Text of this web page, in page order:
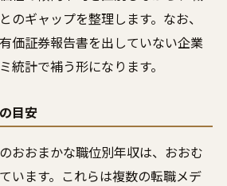
のギャップを整理します。なお、
価証券報告書を出していない企業
統計で補う形になります。
目安
おおまかな職位別年収は、おおむ
います。これらは複数の転職メデ